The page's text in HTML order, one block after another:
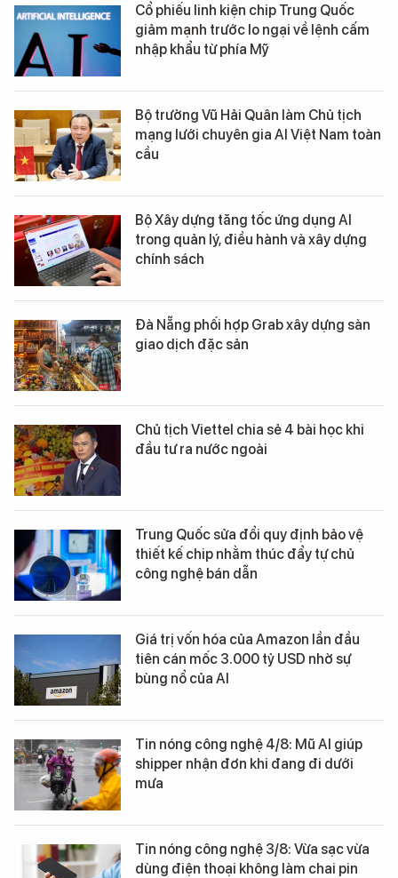
Cổ phiếu linh kiện chip Trung Quốc
giảm mạnh trước lo ngại về lệnh cấm
nhập khẩu từ phía Mỹ
Bộ trưởng Vũ Hải Quân làm Chủ tịch
mạng lưới chuyên gia AI Việt Nam toàn
cầu
Bộ Xây dựng tăng tốc ứng dụng AI
trong quản lý, điều hành và xây dựng
chính sách
Đà Nẵng phối hợp Grab xây dựng sàn
giao dịch đặc sản
Chủ tịch Viettel chia sẻ 4 bài học khi
đầu tư ra nước ngoài
Trung Quốc sửa đổi quy định bảo vệ
thiết kế chip nhằm thúc đẩy tự chủ
công nghệ bán dẫn
Giá trị vốn hóa của Amazon lần đầu
tiên cán mốc 3.000 tỷ USD nhờ sự
bùng nổ của AI
Tin nóng công nghệ 4/8: Mũ AI giúp
shipper nhận đơn khi đang đi dưới
mưa
Tin nóng công nghệ 3/8: Vừa sạc vừa
dùng điện thoại không làm chai pin